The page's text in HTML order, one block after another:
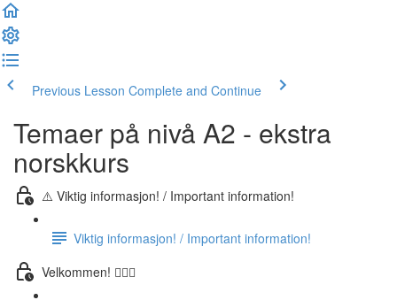
Previous Lesson Complete and Continue
Temaer på nivå A2 - ekstra
norskkurs
⚠️ Viktig informasjon! / Important information!
Viktig informasjon! / Important information!
Velkommen! 🙋🏼‍♂️